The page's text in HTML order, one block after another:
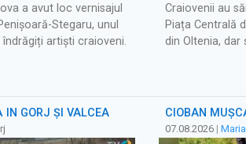
a avut loc vernisajul
Stegaru, unul
artiști craioveni.
Craiovenii au
Piața Centrală
din Oltenia, dar
ÎN GORJ ȘI VÂLCEA CIOBAN
07.08.2026 |